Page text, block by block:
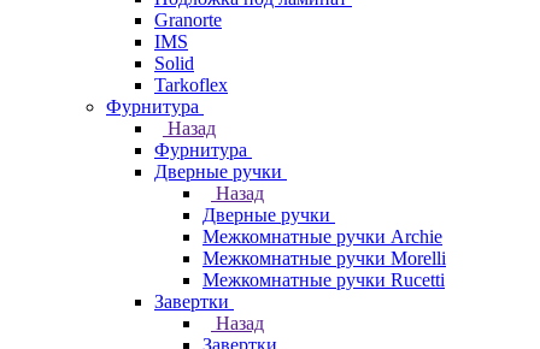
Granorte
IMS
Solid
Tarkoflex
Фурнитура
Назад
Фурнитура
Дверные ручки
Назад
Дверные ручки
Межкомнатные ручки Archie
Межкомнатные ручки Morelli
Межкомнатные ручки Rucetti
Завертки
Назад
Завертки